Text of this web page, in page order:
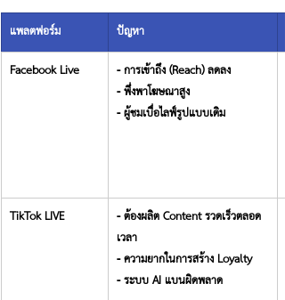
แพลตฟอร์ม
ปัญหา
Facebook Live
- การเข้าถึง (Reach) ลดลง
- พึ่งพาโฆษณาสูง
- ผู้ชมเบื่อไลฟ์รูปแบบเดิม
TikTok LIVE
- ต้องผลิต Content รวดเร็วตลอด
เวลา
- ความยากในการสร้าง Loyalty
- ระบบ AI แบนผิดพลาด